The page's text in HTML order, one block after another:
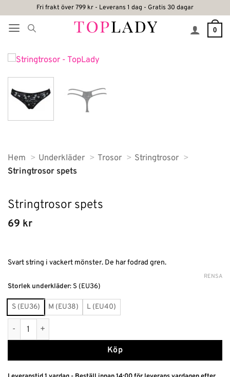
content
Fri frakt över 799 kr - Leverans 1 dag - Gratis 30 dagar
0
Hem Underkläder Trosor
Stringtrosor
Stringtrosor spets
Stringtrosor spets
69 kr
Svart string i vackert mönster. De har fodrad gren.
Storlek underkläder: S (EU36)
S (EU36) M (EU38) L (EU40)
RENSA
Stringtrosor spets mängd
Köp
Alternative: